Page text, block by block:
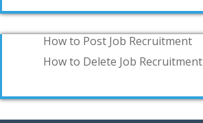
How to Post Job Recruitment
How to Delete Job Recruitment